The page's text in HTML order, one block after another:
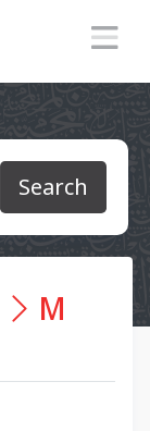
Search
M